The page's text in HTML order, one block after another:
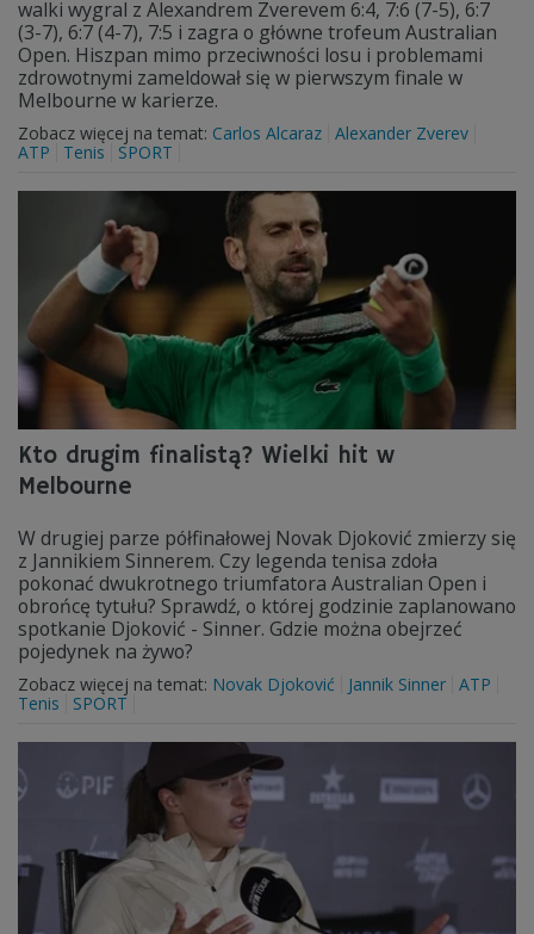
walki wygral z Alexandrem Zverevem 6:4, 7:6 (7-5), 6:7
(3-7), 6:7 (4-7), 7:5 i zagra o główne trofeum Australian
Open. Hiszpan mimo przeciwności losu i problemami
zdrowotnymi zameldował się w pierwszym finale w
Melbourne w karierze.
Zobacz więcej na temat: Carlos Alcaraz Alexander Zverev
ATP
Tenis SPORT
Kto drugim finalistą? Wielki hit w
Melbourne
W drugiej parze półfinałowej Novak Djoković zmierzy się
z Jannikiem Sinnerem. Czy legenda tenisa zdoła
pokonać dwukrotnego triumfatora Australian Open i
obrońcę tytułu? Sprawdź, o której godzinie zaplanowano
spotkanie Djoković - Sinner. Gdzie można obejrzeć
pojedynek na żywo?
Zobacz więcej na temat: Novak Djoković Jannik Sinner ATP
Tenis
SPORT